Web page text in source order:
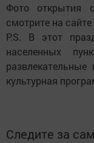
Фото открытия
смотрите на
P.S. В этот
населенных
культурная
Следите за